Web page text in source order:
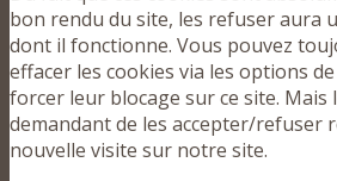
bon rendu du site, les refuser aura
dont il fonctionne. Vous pouvez
effacer les cookies via les options
forcer leur blocage sur ce site. Mais
demandant de les accepter/refuser
nouvelle visite sur notre site.